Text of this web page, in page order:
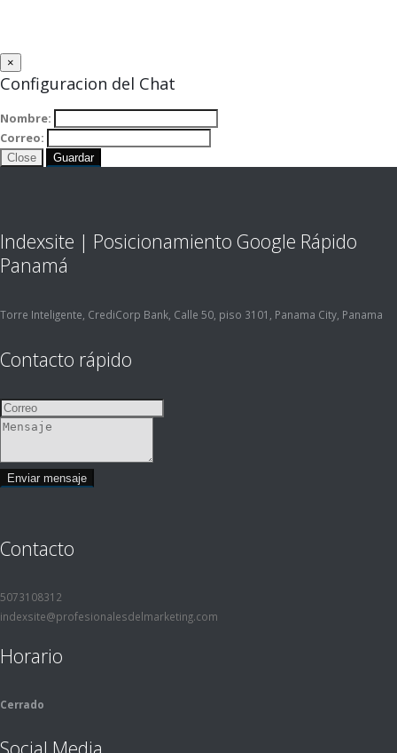
×
Configuracion del Chat
Nombre:
Correo:
Close Guardar
Indexsite | Posicionamiento Google Rápido
Panamá
Torre Inteligente, CrediCorp Bank, Calle 50, piso 3101, Panama City, Panama
Contacto rápido
Contacto
5073108312
indexsite@profesionalesdelmarketing.com
Horario
Cerrado